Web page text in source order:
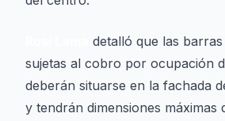
detalló que las
sujetas al cobro por ocupación
deberán situarse en la fachada
y tendrán dimensiones máximas